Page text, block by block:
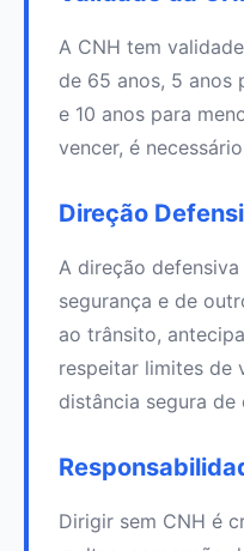
A CNH tem
de 65 anos, 5 anos
e 10 anos para
vencer, é
Direção
A direção
segurança e de
ao trânsito,
respeitar limites de
distância segura de
Dirigir sem CNH é